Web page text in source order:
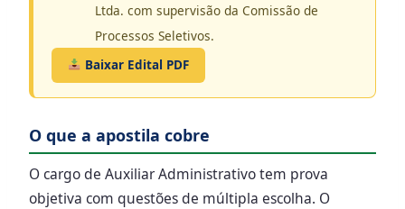
Ltda. com supervisão da Comissão de
Processos Seletivos.
Baixar Edital PDF
O que a apostila cobre
O cargo de Auxiliar Administrativo tem prova
objetiva com questões de múltipla escolha. O